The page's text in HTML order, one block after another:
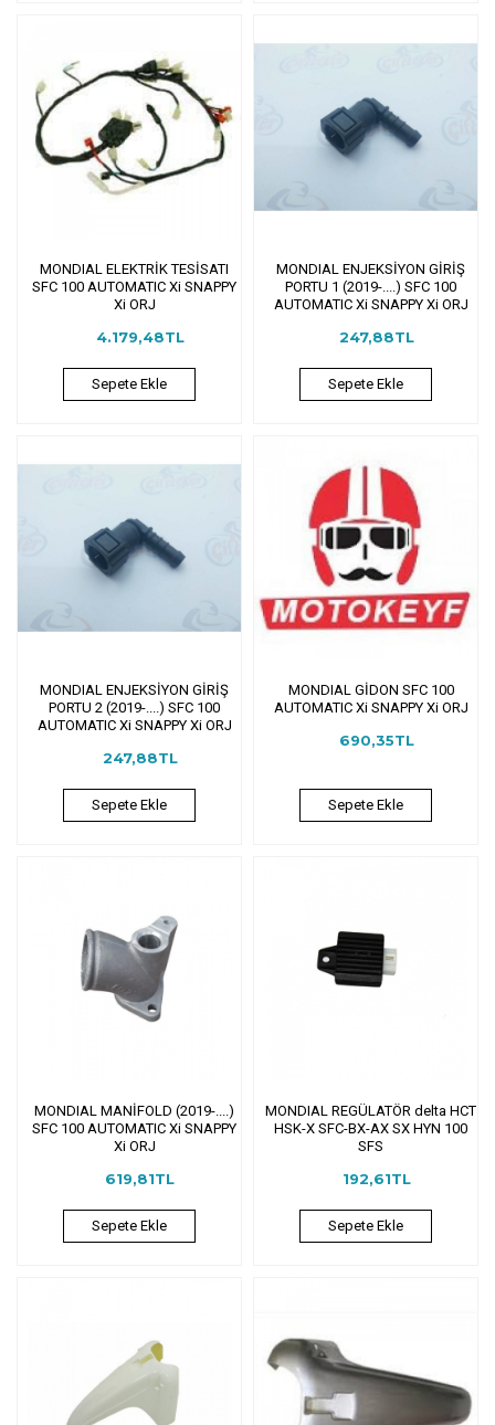
MONDIAL ELEKTRİK TESİSATI
SFC 100 AUTOMATIC Xi SNAPPY
Xi ORJ
4.179,48TL
Sepete Ekle
MONDIAL ENJEKSİYON GİRİŞ
PORTU 1 (2019-....) SFC 100
AUTOMATIC Xi SNAPPY Xi ORJ
247,88TL
Sepete Ekle
MONDIAL ENJEKSİYON GİRİŞ
PORTU 2 (2019-....) SFC 100
AUTOMATIC Xi SNAPPY Xi ORJ
247,88TL
Sepete Ekle
MONDIAL GİDON SFC 100
AUTOMATIC Xi SNAPPY Xi ORJ
690,35TL
Sepete Ekle
MONDIAL MANİFOLD (2019-....)
SFC 100 AUTOMATIC Xi SNAPPY
Xi ORJ
619,81TL
Sepete Ekle
MONDIAL REGÜLATÖR delta HCT
HSK-X SFC-BX-AX SX HYN 100
SFS
192,61TL
Sepete Ekle